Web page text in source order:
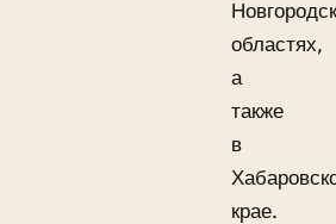
областях,
а
также
в
крае.